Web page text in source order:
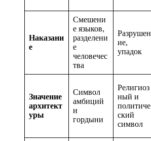
Наказани
е
Смешени
е языков,
разделени
е
человечес
тва
Разрушен
ие,
упадок
Значение
архитект
уры
Символ
амбиций
и
гордыни
Религиоз
ный и
политиче
ский
символ